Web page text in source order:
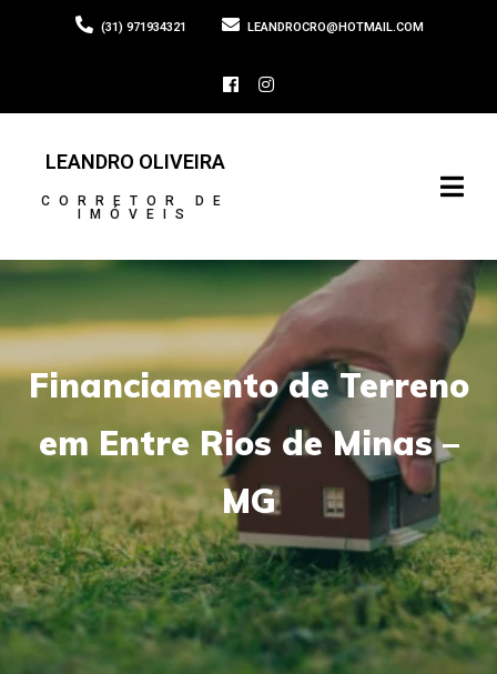
(31) 971934321 LEANDROCRO@HOTMAIL.COM
LEANDRO OLIVEIRA
CORRETOR DE
IMÓVEIS
Financiamento de Terreno
em Entre Rios de Minas –
MG
Leave a comment